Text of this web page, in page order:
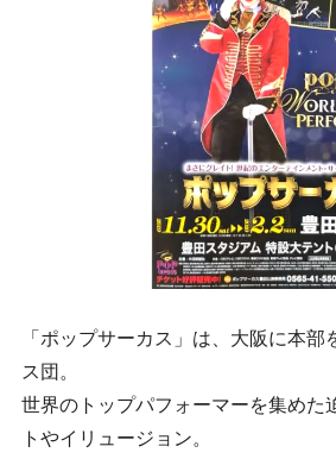
「ポップサーカス」は、大阪に本部
ス団。
世界のトップパフォーマーを集めた
トやイリュージョン。